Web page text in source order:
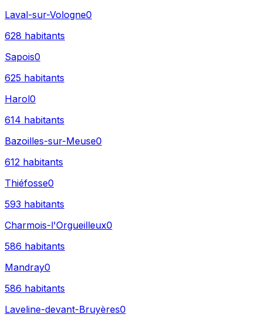
Laval-sur-Vologne0
628 habitants
Sapois0
625 habitants
Harol0
614 habitants
Bazoilles-sur-Meuse0
612 habitants
Thiéfosse0
593 habitants
Charmois-l'Orgueilleux0
586 habitants
Mandray0
586 habitants
Laveline-devant-Bruyères0